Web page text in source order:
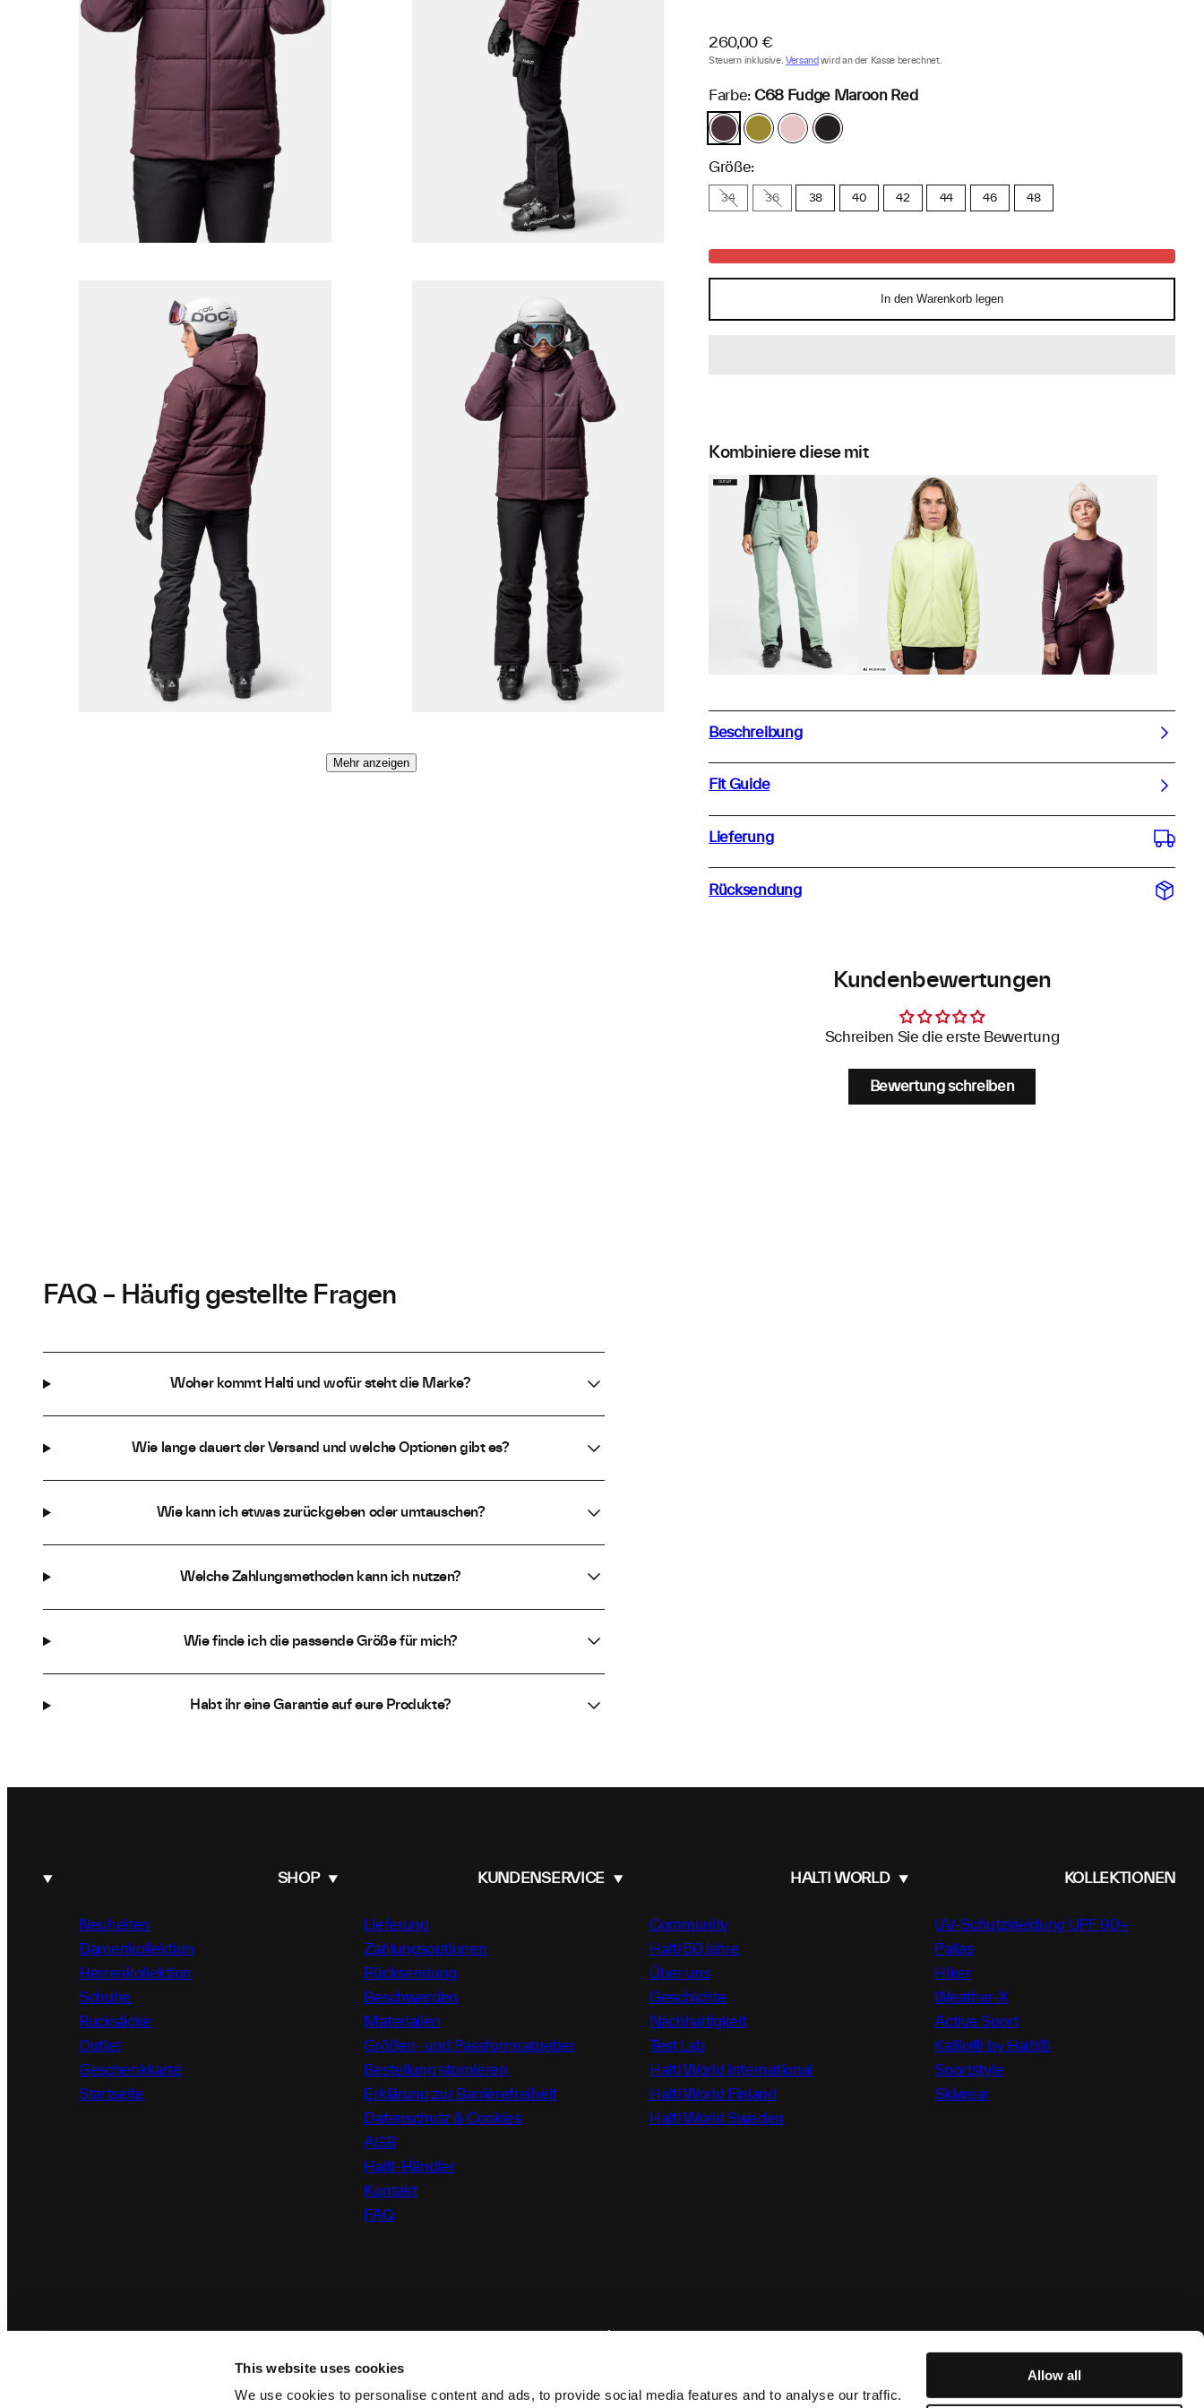
This website uses cookies
We use cookies to personalise content and ads, to provide social media features and to analyse our traffic.
Allow all
Mehr anzeigen
Regulärer
Preis
260,00 €
Steuern inklusive.Versand wird an der Kasse berechnet.
Farbe: C68 Fudge Maroon Red
C68
Fudge
Maroon
G53
Avocado
Oil
G60
Veiled
Pink
P99
Black
Größe:
34 36 38 40 42 44 46 48
In den Warenkorb legen
Kombiniere diese mit
OUTLET
Beschreibung
Fit Guide
Lieferung
Rücksendung
Kundenbewertungen
Schreiben Sie die erste Bewertung
Bewertung schreiben
FAQ – Häufig gestellte Fragen
Woher kommt Halti und wofür steht die Marke?
Wie lange dauert der Versand und welche Optionen gibt es?
Wie kann ich etwas zurückgeben oder umtauschen?
Welche Zahlungsmethoden kann ich nutzen?
Wie finde ich die passende Größe für mich?
Habt ihr eine Garantie auf eure Produkte?
SHOP
Neuheiten
Damenkollektion
Herrenkollektion
Schuhe
Rucksäcke
Outlet
Geschenkkarte
Startseite
KUNDENSERVICE
Lieferung
Zahlungsoptionen
Rücksendung
Beschwerden
Materialien
Größen- und Passformratgeber
Bestellung stornieren
Erklärung zur Barrierefreiheit
Datenschutz & Cookies
AGB
Halti-Händler
Kontakt
FAQ
HALTI WORLD
Community
Halti 50 Jahre
Über uns
Geschichte
Nachhaltigkeit
Test Lab
Halti World International
Halti World Finland
Halti World Sweden
KOLLEKTIONEN
UV-Schutzkleidung UPF 90+
Pallas
Hiker
Weather-X
Active Sport
Kallio® by Halti®
Sportstyle
Skiwear